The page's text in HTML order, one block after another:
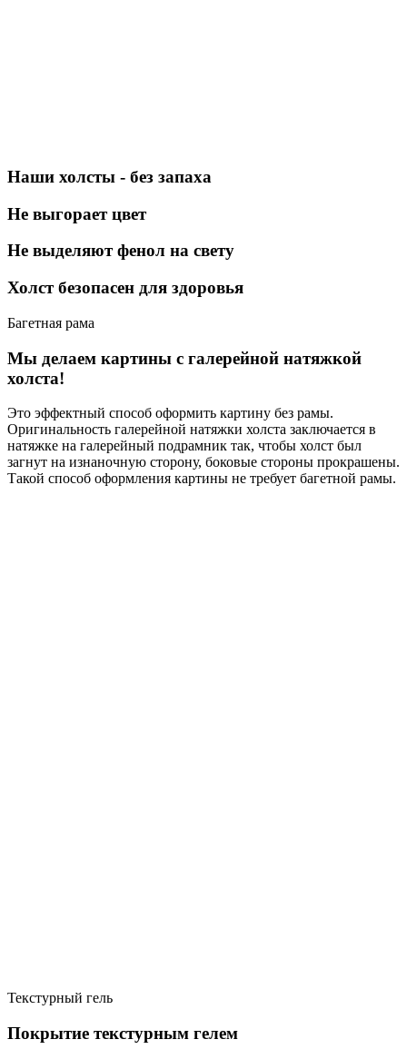
Наши холсты - без запаха
Не выгорает цвет
Не выделяют фенол на свету
Холст безопасен для здоровья
Багетная рама
Мы делаем картины с галерейной натяжкой
холста!
Это эффектный способ оформить картину без рамы.
Оригинальность галерейной натяжки холста заключается в
натяжке на галерейный подрамник так, чтобы холст был
загнут на изнаночную сторону, боковые стороны прокрашены.
Такой способ оформления картины не требует багетной рамы.
Текстурный гель
Покрытие текстурным гелем